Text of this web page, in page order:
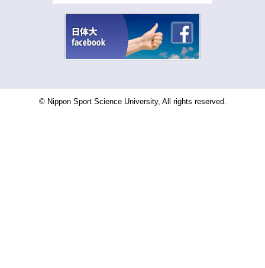
© Nippon Sport Science University, All rights reserved.